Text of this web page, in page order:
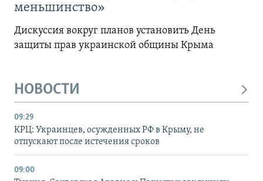
меньшинство»
Дискуссия вокруг планов установить День
защиты прав украинской общины Крыма
НОВОСТИ
09:29
КРЦ: Украинцев, осужденных РФ в Крыму, не
отпускают после истечения сроков
09:00